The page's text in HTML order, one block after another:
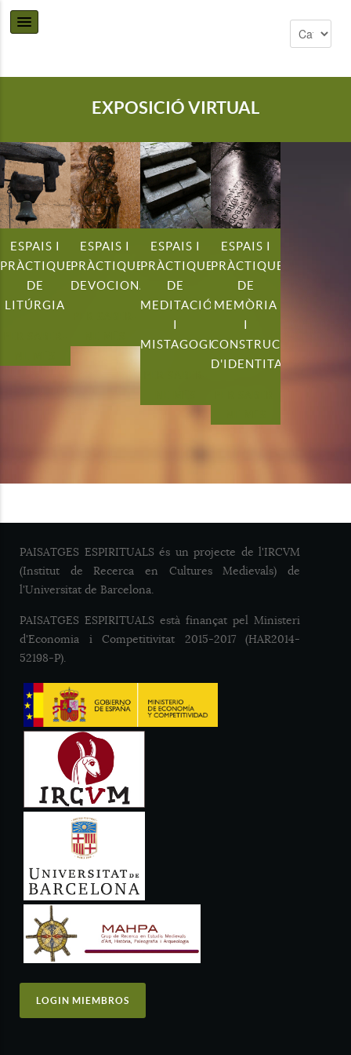
EXPOSICIÓ VIRTUAL
ESPAIS I
PRÀCTIQUES
DE
LITÚRGIA
ESPAIS I
PRÀCTIQUES
DEVOCIONALS
ESPAIS I
PRÀCTIQUES
DE
MEDITACIÓ
I
MISTAGOGIA
ESPAIS I
PRÀCTIQUES
DE
MEMÒRIA
I
CONSTRUCCIÓ
D'IDENTITAT
PAISATGES ESPIRITUALS és un projecte de l'IRCVM
(Institut de Recerca en Cultures Medievals) de
l'Universitat de Barcelona.
PAISATGES ESPIRITUALS està finançat pel Ministeri
d'Economia i Competitivitat 2015-2017 (HAR2014-
52198-P).
LOGIN MIEMBROS